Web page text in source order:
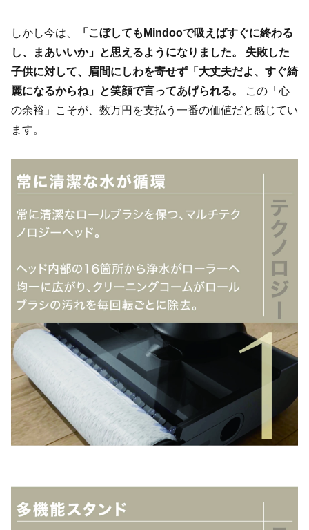
しかし今は、
「こぼしてもMindooで吸えばすぐに終わる
し、まあいいか」と思えるようになりました。 失敗した
子供に対して、眉間にしわを寄せず「大丈夫だよ、すぐ綺
麗になるからね」と笑顔で言ってあげられる。
この「心
の余裕」こそが、数万円を支払う一番の価値だと感じてい
ます。